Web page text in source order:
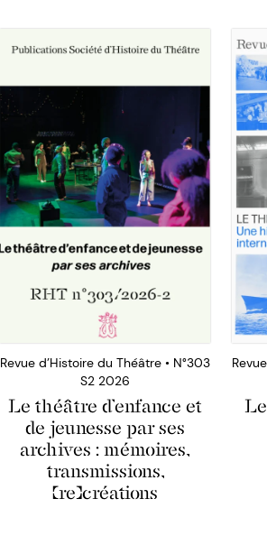
Revue d’Histoire du Théâtre • N°303
S2 2026
Le théâtre d’enfance et
de jeunesse par ses
archives : mémoires,
transmissions,
(re)créations